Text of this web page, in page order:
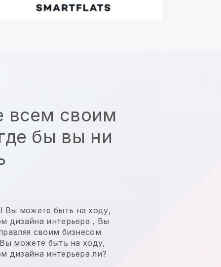
всем своим
бы вы ни
Вы можете быть на ходу,
дизайна интерьера , Вы
своим бизнесом
Вы можете быть на ходу,
дизайна интерьера ли?